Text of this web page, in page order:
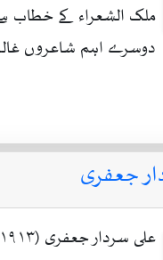
ملک الشعراء کے خطاب سے
دوسرے اہم شاعروں
جعفری